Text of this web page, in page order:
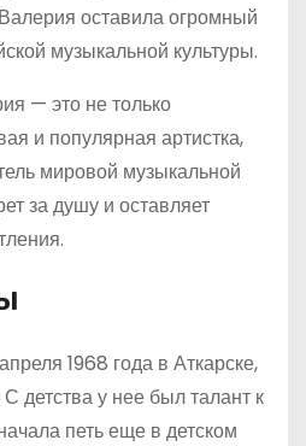
оставила огромный
музыкальной культуры.
— это не только
и популярная артистка,
мировой музыкальной
за душу и оставляет
1968 года в Аткарске,
детства у нее был талант к
петь еще в детском